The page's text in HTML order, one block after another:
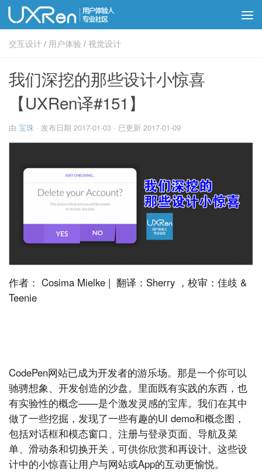
交互设计 / 用户体验 / 视觉设计
我们深挖的那些设计小惊喜
【UXRen译#151】
由 宝珠 · 发布日期 2017-01-03 · 已更新 2017-01-09
作者： Cosima Mielke | 翻译：Sherry ，校审：佳歧 &
Teenie
CodePen网站已成为开发者的游乐场。那是一个你可以
驰骋想象、开发创造的沙盘。里面既有实践的东西，也
有实验性的概念——是个激发灵感的宝库。我们在其中
做了一些挖掘，发现了一些有趣的UI demo和概念图，
包括对话框和模态窗口、注册与登录页面、导航及菜
单、滑动条和切换开关，可供你欣赏和再设计。这些设
计中的小惊喜让用户与网站或App的互动更愉悦。